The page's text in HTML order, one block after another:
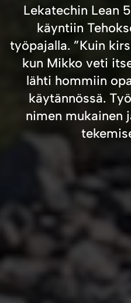
Lekatechin Lean
käyntiin
työpajalla. ”Kuin
kun Mikko veti
lähti hommiin
käytännössä.
nimen mukainen